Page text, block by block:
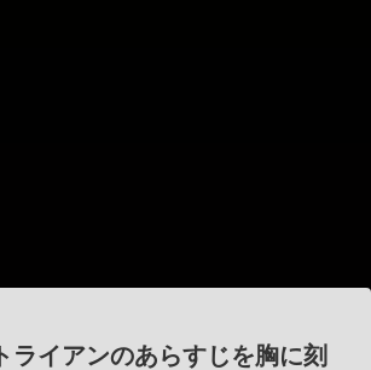
ライアンのあらすじを胸に刻